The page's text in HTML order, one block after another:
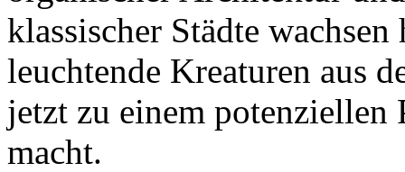
klassischer Städte
leuchtende Kreaturen aus
jetzt zu einem
macht.